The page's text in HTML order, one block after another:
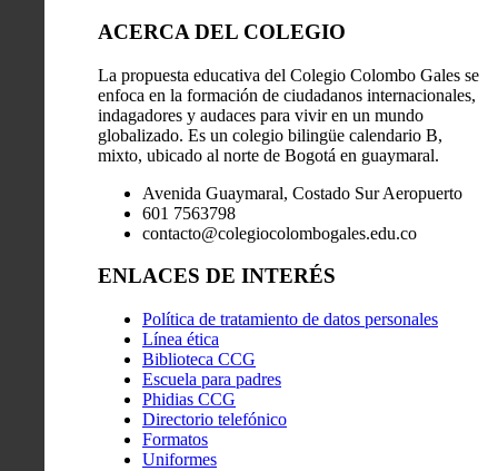
ACERCA DEL COLEGIO
La propuesta educativa del Colegio Colombo Gales se
enfoca en la formación de ciudadanos internacionales,
indagadores y audaces para vivir en un mundo
globalizado. Es un colegio bilingüe calendario B,
mixto, ubicado al norte de Bogotá en guaymaral.
Avenida Guaymaral, Costado Sur Aeropuerto
601 7563798
contacto@colegiocolombogales.edu.co
ENLACES DE INTERÉS
Política de tratamiento de datos personales
Línea ética
Biblioteca CCG
Escuela para padres
Phidias CCG
Directorio telefónico
Formatos
Uniformes